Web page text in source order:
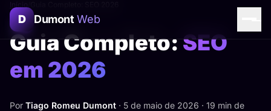
D Dumont Web
Início
Guia Completo: SEO
em 2026
Por Tiago Romeu Dumont · 5 de maio de 2026 · 19 min de